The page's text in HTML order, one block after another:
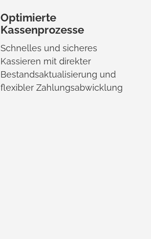
Optimierte
Kassenprozesse
Schnelles und sicheres
Kassieren mit direkter
Bestandsaktualisierung und
flexibler Zahlungsabwicklung